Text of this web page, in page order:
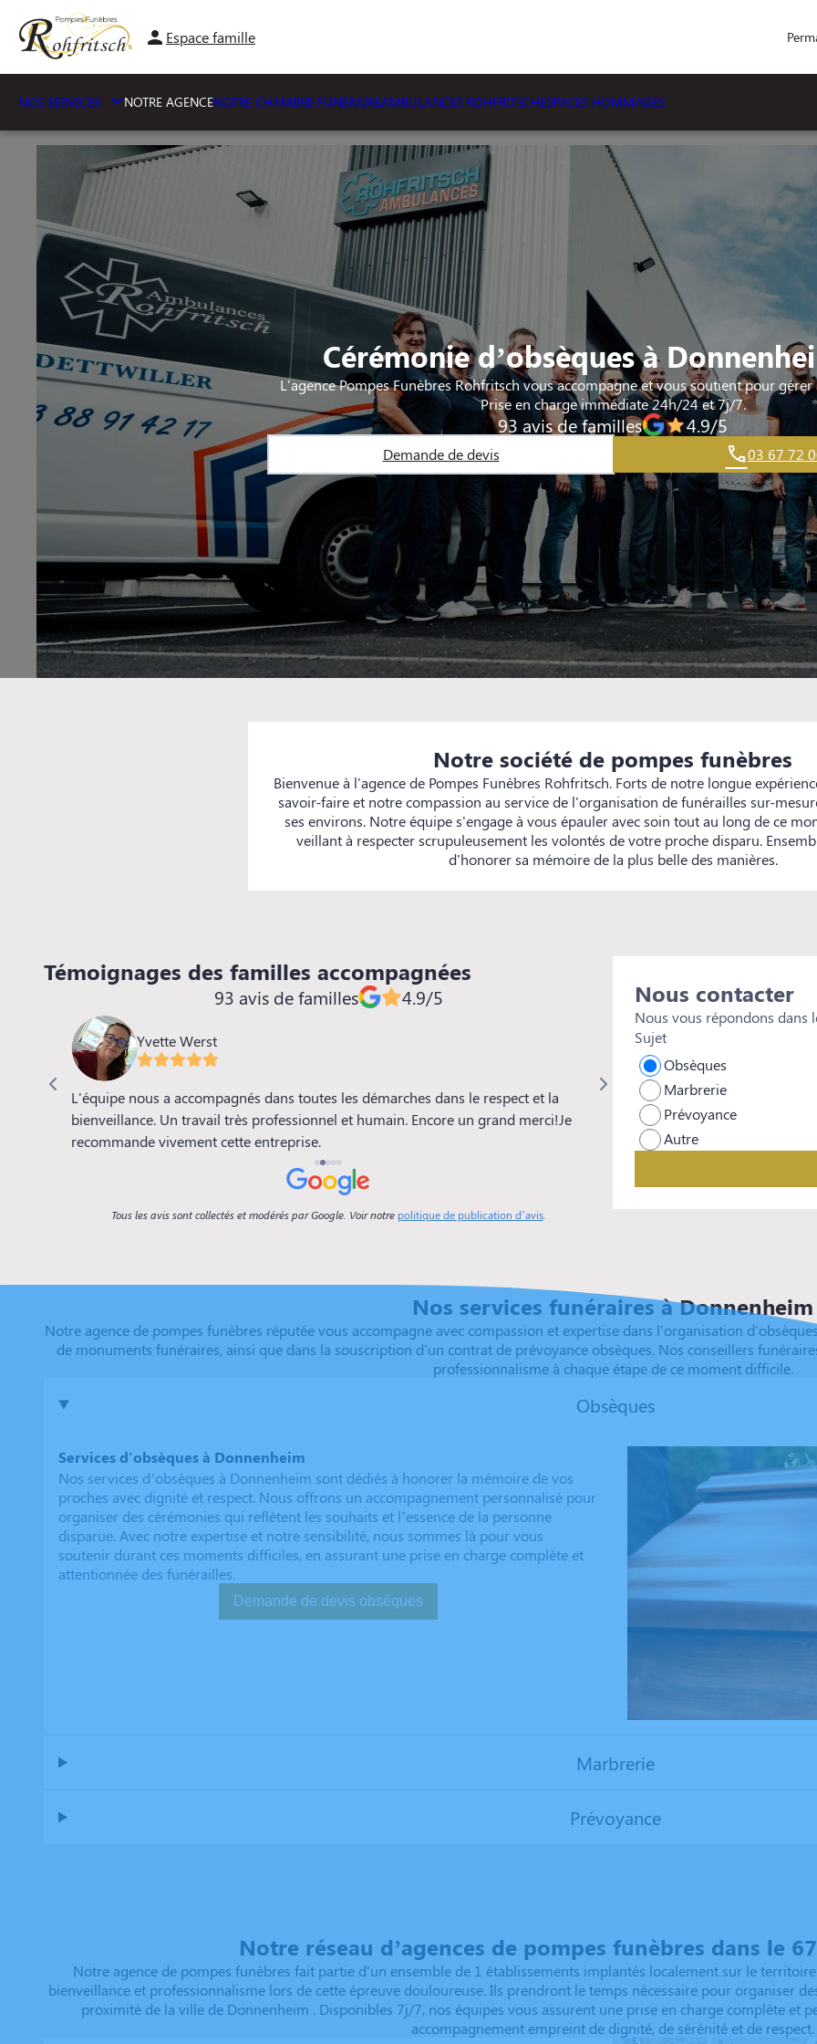
Espace famille
NOS SERVICES NOTRE AGENCENOTRE CHAMBRE FUNÉRAIREAMBULANCES ROHFRITSCHESPACES HOMMAGES
Cérémonie d’obsèques à
L'agence Pompes Funèbres Rohfritsch vous accompagne et vous soutient pour gérer
Prise en charge immédiate 24h/24 et 7j/7.
93 avis de familles 4.9/5
Demande de devis 03 67 72
Notre société de pompes funèbres
Bienvenue à l'agence de Pompes Funèbres Rohfritsch. Forts de notre longue
savoir-faire et notre compassion au service de l'organisation de funérailles sur-
ses environs. Notre équipe s'engage à vous épauler avec soin tout au long de ce
veillant à respecter scrupuleusement les volontés de votre proche disparu.
d'honorer sa mémoire de la plus belle des manières.
Témoignages des familles accompagnées
93 avis de familles 4.9/5
Yvette Werst
L'équipe nous a accompagnés dans toutes les démarches dans le respect et la
bienveillance. Un travail très professionnel et humain. Encore un grand merci!Je
recommande vivement cette entreprise.
Patrice DUDT
Avec les Pompes Funèbres
une équipe très à l'écoute, d'une
discrète et toujours prête à
Tous les avis sont collectés et modérés par Google. Voir notre politique de publication d’avis.
Nous contacter
Nous vous répondons dans
Sujet
Obsèques
Marbrerie
Prévoyance
Autre
Nos services funéraires à Donnenheim
Notre agence de pompes funèbres réputée vous accompagne avec compassion et expertise dans l'organisation
de monuments funéraires, ainsi que dans la souscription d'un contrat de prévoyance obsèques. Nos conseillers
professionnalisme à chaque étape de ce moment difficile.
Obsèques
Services d'obsèques à Donnenheim
Nos services d’obsèques à Donnenheim sont dédiés à honorer la mémoire de vos
proches avec dignité et respect. Nous offrons un accompagnement personnalisé pour
organiser des cérémonies qui reflètent les souhaits et l’essence de la personne
disparue. Avec notre expertise et notre sensibilité, nous sommes là pour vous
soutenir durant ces moments difficiles, en assurant une prise en charge complète et
attentionnée des funérailles.
Demande de devis obsèques
Marbrerie
Prévoyance
Notre réseau d’agences de pompes funèbres dans le
Notre agence de pompes funèbres fait partie d'un ensemble de 1 établissements implantés localement sur le
bienveillance et professionnalisme lors de cette épreuve douloureuse. Ils prendront le temps nécessaire pour organiser
proximité de la ville de Donnenheim . Disponibles 7j/7, nos équipes vous assurent une prise en charge complète et
accompagnement empreint de dignité, de sérénité et de respect.